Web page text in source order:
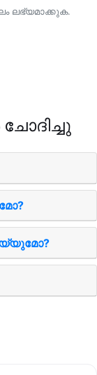
ലഭ്യമാക്കുക.